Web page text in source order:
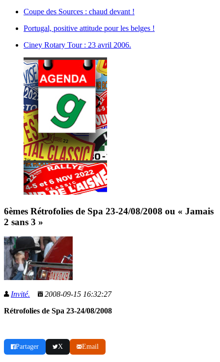
Coupe des Sources : chaud devant !
Portugal, positive attitude pour les belges !
Ciney Rotary Tour : 23 avril 2006.
6èmes Rétrofolies de Spa 23-24/08/2008 ou « Jamais
2 sans 3 »
Invité.
2008-09-15 16:32:27
Rétrofolies de Spa 23-24/08/2008
Partager X Email